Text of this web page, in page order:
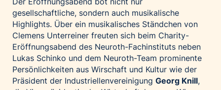
gesellschaftliche, sondern auch musikalische
Highlights. Über ein musikalisches Ständchen von
Clemens Unterreiner freuten sich beim Charity-
Eröffnungsabend des Neuroth-Fachinstituts neben
Lukas Schinko und dem Neuroth-Team prominente
Persönlichkeiten aus Wirschaft und Kultur wie der
Präsident der Industriellenvereinigung Georg Knill,